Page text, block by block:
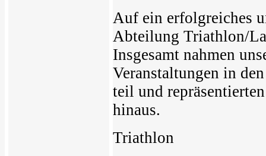
Auf ein erfolgreiches
Abteilung Triathlon/
Insgesamt nahmen
Veranstaltungen in
teil und
hinaus.
Triathlon